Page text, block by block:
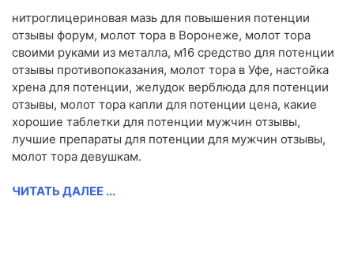
нитроглицериновая мазь для повышения потенции
отзывы форум, молот тора в Воронеже, молот тора
своими руками из металла, м16 средство для потенции
отзывы противопоказания, молот тора в Уфе, настойка
хрена для потенции, желудок верблюда для потенции
отзывы, молот тора капли для потенции цена, какие
хорошие таблетки для потенции мужчин отзывы,
лучшие препараты для потенции для мужчин отзывы,
молот тора девушкам.
ЧИТАТЬ ДАЛЕЕ ...